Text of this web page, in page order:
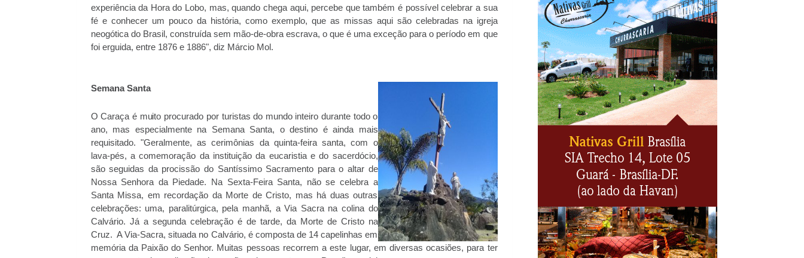
experiência da Hora do Lobo, mas, quando chega aqui, percebe que também é possível celebrar a sua
fé e conhecer um pouco da história, como exemplo, que as missas aqui são celebradas na igreja
neogótica do Brasil, construída sem mão-de-obra escrava, o que é uma exceção para o período em que
foi erguida, entre 1876 e 1886", diz Márcio Mol.
Semana Santa
O Caraça é muito procurado por turistas do mundo inteiro durante todo o
ano, mas especialmente na Semana Santa, o destino é ainda mais
requisitado. "Geralmente, as cerimônias da quinta-feira santa, com o
lava-pés, a comemoração da instituição da eucaristia e do sacerdócio,
são seguidas da procissão do Santíssimo Sacramento para o altar de
Nossa Senhora da Piedade. Na Sexta-Feira Santa, não se celebra a
Santa Missa, em recordação da Morte de Cristo, mas há duas outras
celebrações: uma, paralitúrgica, pela manhã, a Via Sacra na colina do
Calvário. Já a segunda celebração é de tarde, da Morte de Cristo na
Cruz. A Via-Sacra, situada no Calvário, é composta de 14 capelinhas em
memória da Paixão do Senhor. Muitas pessoas recorrem a este lugar, em diversas ocasiões, para ter